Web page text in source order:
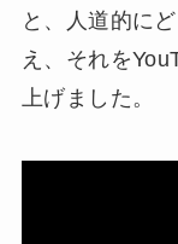
と、人道的に
え、それを
上げました。